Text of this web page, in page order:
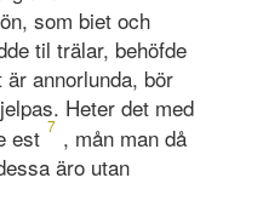
som biet och
til trälar, behöfde
annorlunda, bör
Heter det med
est 7 , mån man då
äro utan